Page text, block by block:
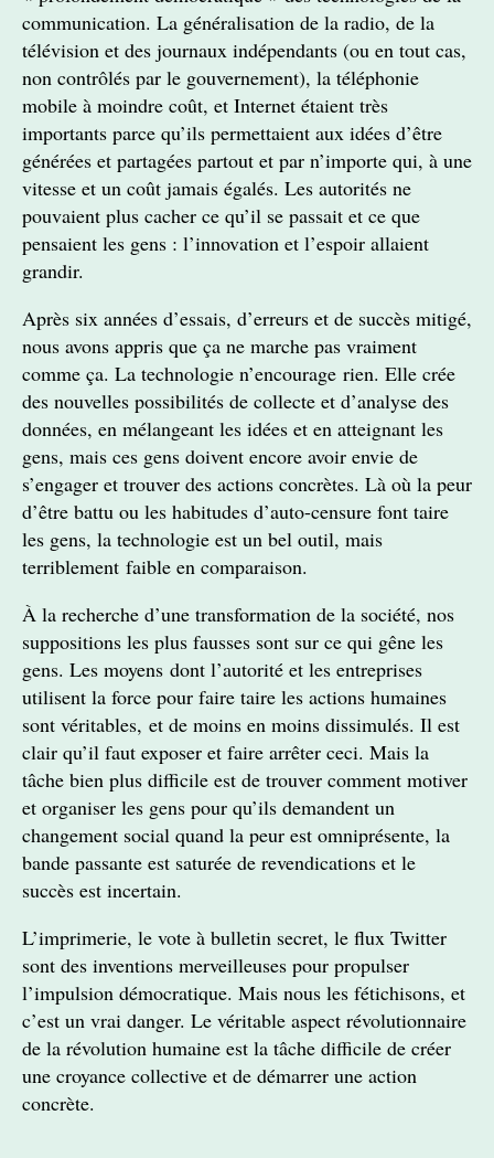
communication. La généralisation de la radio, de la
télévision et des journaux indépendants (ou en tout cas,
non contrôlés par le gouvernement), la téléphonie
mobile à moindre coût, et Internet étaient très
importants parce qu’ils permettaient aux idées d’être
générées et partagées partout et par n’importe qui, à une
vitesse et un coût jamais égalés. Les autorités ne
pouvaient plus cacher ce qu’il se passait et ce que
pensaient les gens : l’innovation et l’espoir allaient
grandir.
Après six années d’essais, d’erreurs et de succès mitigé,
nous avons appris que ça ne marche pas vraiment
comme ça. La technologie n’encourage rien. Elle crée
des nouvelles possibilités de collecte et d’analyse des
données, en mélangeant les idées et en atteignant les
gens, mais ces gens doivent encore avoir envie de
s’engager et trouver des actions concrètes. Là où la peur
d’être battu ou les habitudes d’auto-censure font taire
les gens, la technologie est un bel outil, mais
terriblement faible en comparaison.
À la recherche d’une transformation de la société, nos
suppositions les plus fausses sont sur ce qui gêne les
gens. Les moyens dont l’autorité et les entreprises
utilisent la force pour faire taire les actions humaines
sont véritables, et de moins en moins dissimulés. Il est
clair qu’il faut exposer et faire arrêter ceci. Mais la
tâche bien plus difficile est de trouver comment motiver
et organiser les gens pour qu’ils demandent un
changement social quand la peur est omniprésente, la
bande passante est saturée de revendications et le
succès est incertain.
L’imprimerie, le vote à bulletin secret, le flux Twitter
sont des inventions merveilleuses pour propulser
l’impulsion démocratique. Mais nous les fétichisons, et
c’est un vrai danger. Le véritable aspect révolutionnaire
de la révolution humaine est la tâche difficile de créer
une croyance collective et de démarrer une action
concrète.